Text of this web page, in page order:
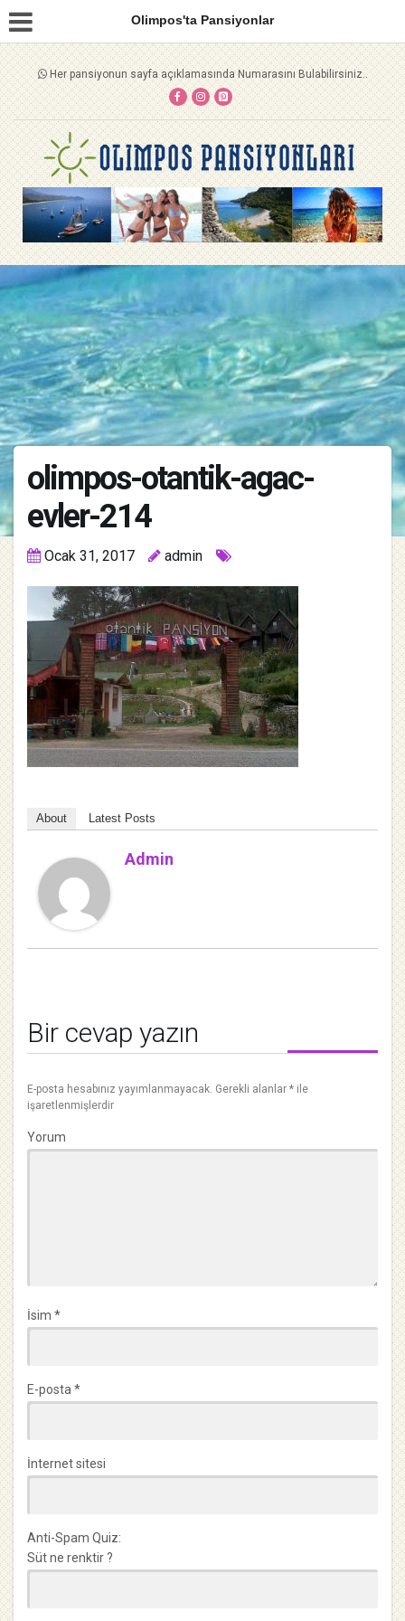
Olimpos'ta Pansiyonlar
Her pansiyonun sayfa açıklamasında Numarasını Bulabilirsiniz..
olimpos-otantik-agac-
evler-214
Ocak 31, 2017 admin
About Latest Posts
Admin
Bir cevap yazın
E-posta hesabınız yayımlanmayacak. Gerekli alanlar * ile
işaretlenmişlerdir
Yorum
İsim *
E-posta *
İnternet sitesi
Anti-Spam Quiz:
Süt ne renktir ?